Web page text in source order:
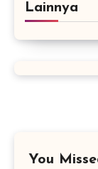
Lainnya
You